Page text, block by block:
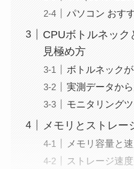
パソコン おす
CPUボトルネッ
見極め方
ボトルネック
実測データか
モニタリング
メモリとストレー
メモリ容量と
ストレージ速